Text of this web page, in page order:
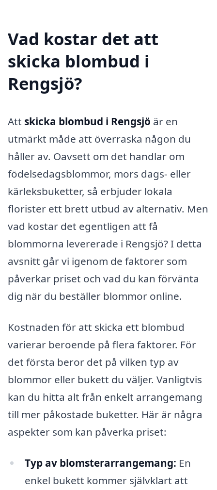
Vad kostar det att
skicka blombud i
Rengsjö?
Att skicka blombud i Rengsjö är en
utmärkt måde att överraska någon du
håller av. Oavsett om det handlar om
födelsedagsblommor, mors dags- eller
kärleksbuketter, så erbjuder lokala
florister ett brett utbud av alternativ. Men
vad kostar det egentligen att få
blommorna levererade i Rengsjö? I detta
avsnitt går vi igenom de faktorer som
påverkar priset och vad du kan förvänta
dig när du beställer blommor online.
Kostnaden för att skicka ett blombud
varierar beroende på flera faktorer. För
det första beror det på vilken typ av
blommor eller bukett du väljer. Vanligtvis
kan du hitta alt från enkelt arrangemang
till mer påkostade buketter. Här är några
aspekter som kan påverka priset:
Typ av blomsterarrangemang: En
enkel bukett kommer självklart att